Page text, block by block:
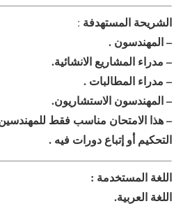
الشريحة المستهدفة :
– المهندسون .
– مدراء المشاريع الانشائية.
– مدراء المطالبات .
– المهندسون الاستشاريون.
– هذا الامتحان مناسب فقط
التحكيم أو إتباع دورات فيه .
اللغة المستخدمة :
اللغة العربية.